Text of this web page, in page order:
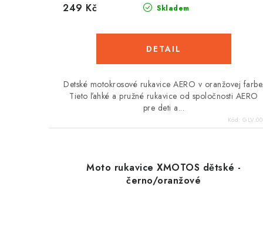
Skladem
249 Kč
Detské motokrosové rukavice AERO v oranžovej farbe.
Tieto ľahké a pružné rukavice od spoločnosti AERO
pre deti a...
Kód:
Moto rukavice XMOTOS dětské -
černo/oranžové